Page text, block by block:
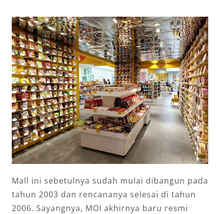
Mall ini sebetulnya sudah mulai dibangun pada
tahun 2003 dan rencananya selesai di tahun
2006. Sayangnya, MOI akhirnya baru resmi